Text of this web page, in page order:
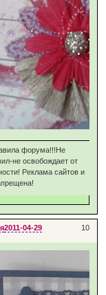
форума!!!Не
не освобождает от
Реклама сайтов и
10
2011-04-29